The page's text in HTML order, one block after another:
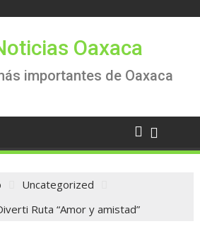
Oaxaca
importantes de Oaxaca
Uncategorized
Ruta “Amor y amistad”